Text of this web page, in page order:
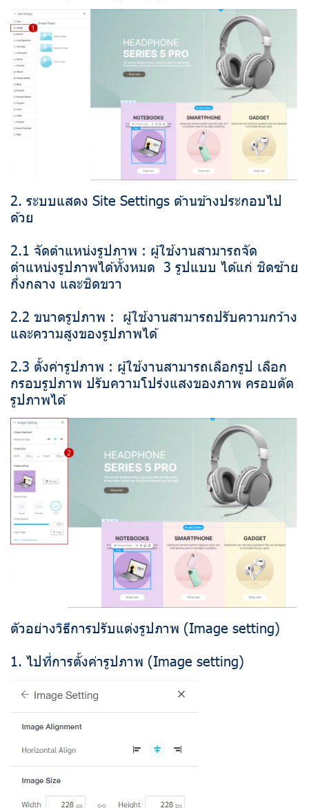
2. ระบบแสดง Site Settings ด้านข้างประกอบไป
ด้วย
2.1 จัดตำแหน่งรูปภาพ : ผู้ใช้งานสามารถจัด
ตำแหน่งรูปภาพได้ทั้งหมด 3 รูปแบบ ได้แก่ ชิดซ้าย
กึ่งกลาง และชิดขวา
2.2 ขนาดรูปภาพ : ผู้ใช้งานสามารถปรับความกว้าง
และความสูงของรูปภาพได้
2.3 ตั้งค่ารูปภาพ : ผู้ใช้งานสามารถเลือกรูป เลือก
กรอบรูปภาพ ปรับความโปร่งแสงของภาพ ครอบตัด
รูปภาพได้
ตัวอย่างวิธีการปรับแต่งรูปภาพ (Image setting)
1. ไปที่การตั้งค่ารูปภาพ (Image setting)